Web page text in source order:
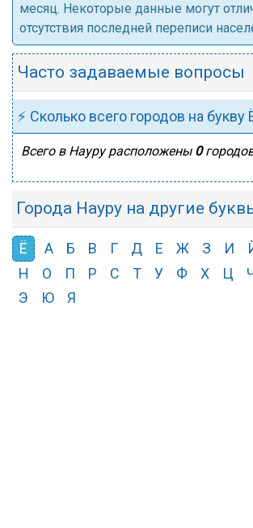
месяц. Некоторые данные могут
отсутствия последней переписи
Часто задаваемые вопросы
⚡ Сколько всего городов на букву
Всего в Науру расположены 0
Города Науру на другие
Ё А Б В Г Д Е Ж З И
Н
О П Р С Т У Ф Х Ц
Э
Ю Я